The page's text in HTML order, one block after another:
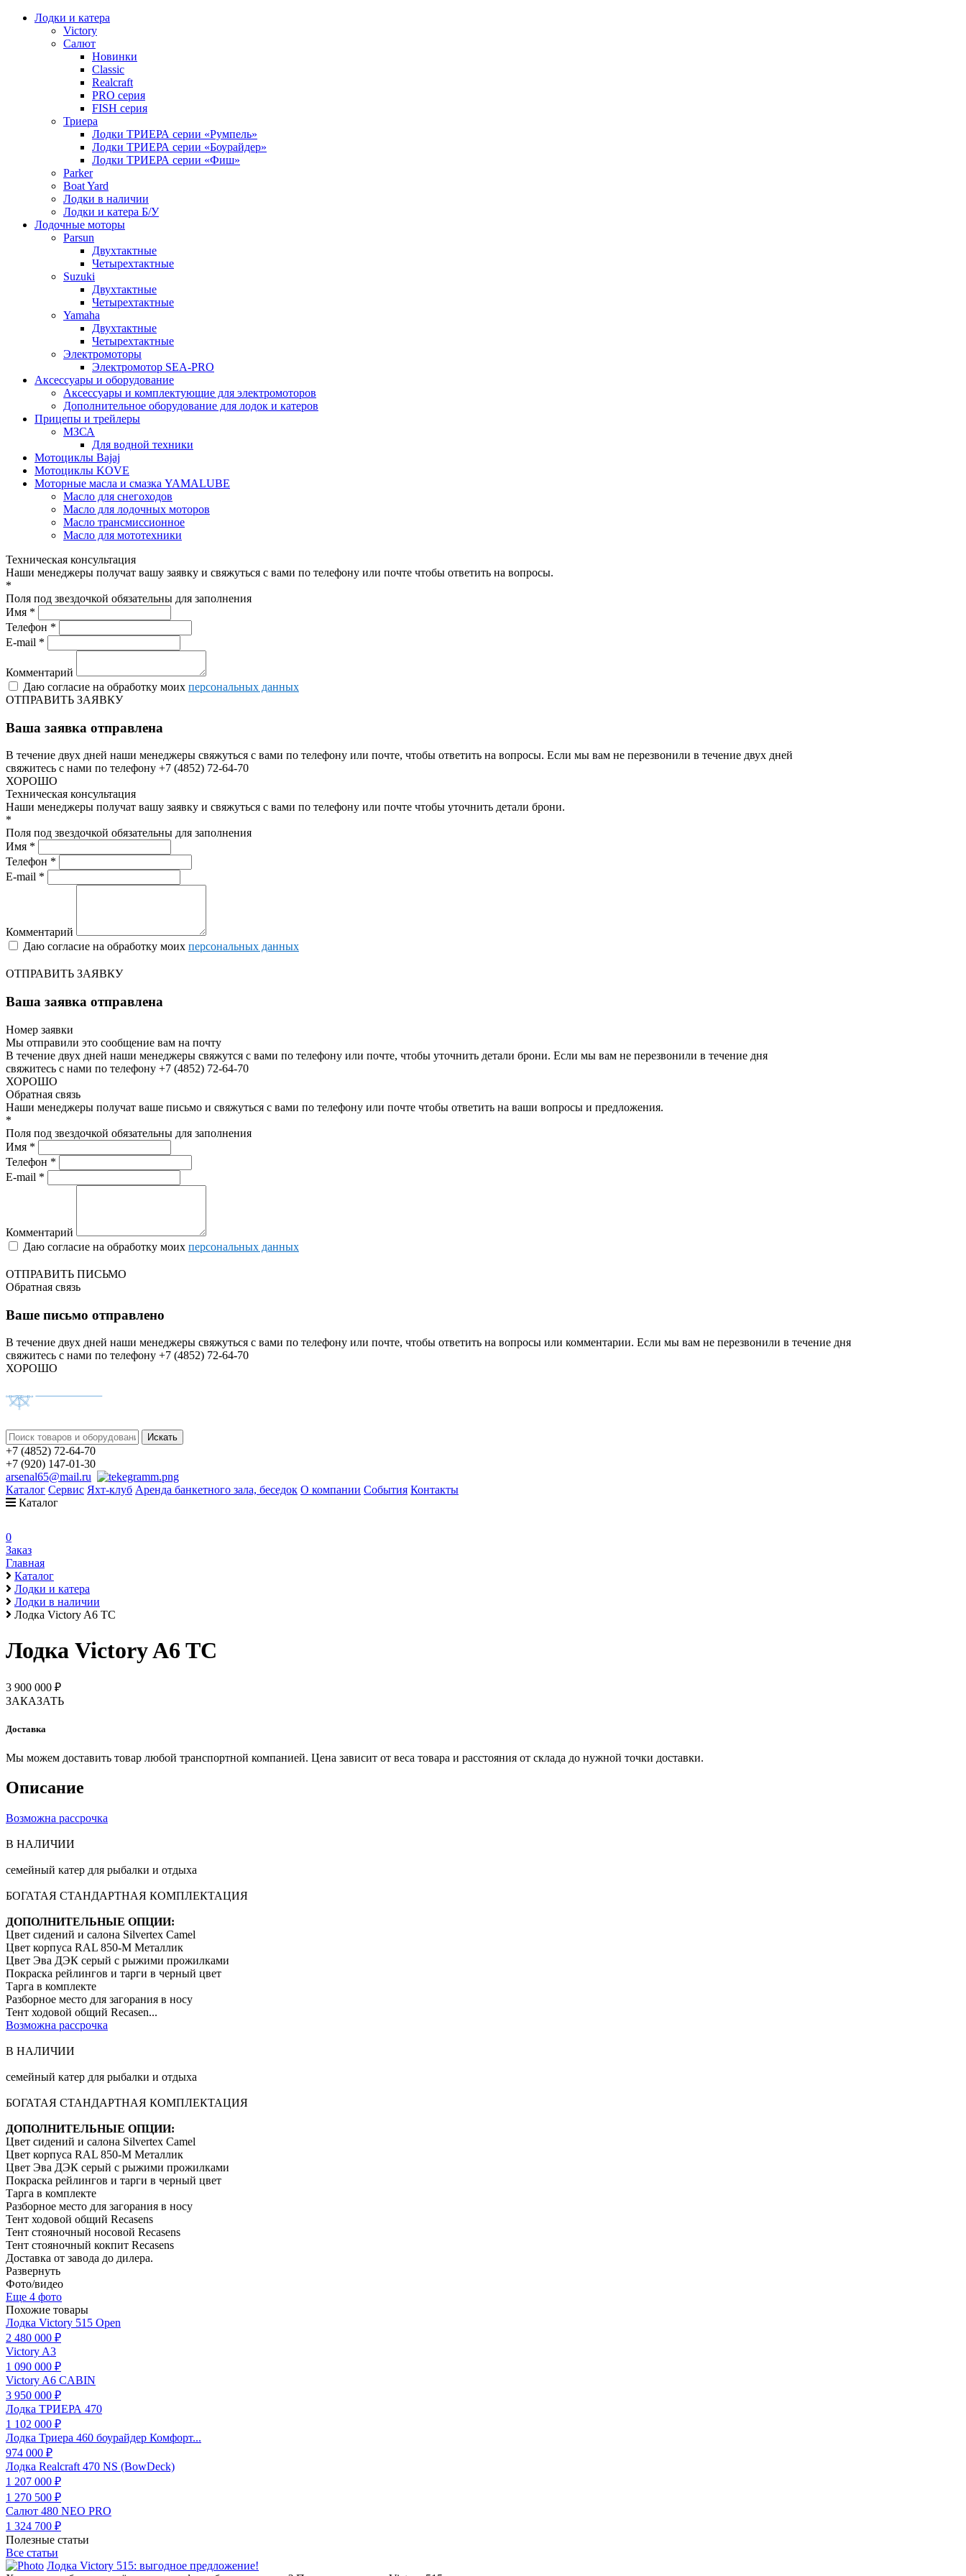
Лодки и катера
Victory
Салют
Новинки
Classic
Realcraft
PRO серия
FISH серия
Триера
Лодки ТРИЕРА серии «Румпель»
Лодки ТРИЕРА серии «Боурайдер»
Лодки ТРИЕРА серии «Фиш»
Parker
Boat Yard
Лодки в наличии
Лодки и катера Б/У
Лодочные моторы
Parsun
Двухтактные
Четырехтактные
Suzuki
Двухтактные
Четырехтактные
Yamaha
Двухтактные
Четырехтактные
Электромоторы
Электромотор SEA-PRO
Аксессуары и оборудование
Аксессуары и комплектующие для электромоторов
Дополнительное оборудование для лодок и катеров
Прицепы и трейлеры
МЗСА
Для водной техники
Мотоциклы Bajaj
Мотоциклы KOVE
Моторные масла и смазка YAMALUBE
Масло для снегоходов
Масло для лодочных моторов
Масло трансмиссионное
Масло для мототехники
Техническая консультация
Наши менеджеры получат вашу заявку и свяжуться с вами по телефону или почте чтобы ответить на вопросы.
*
Поля под звездочкой обязательны для заполнения
Имя *
Телефон *
E-mail *
Комментарий
Даю согласие на обработку моих персональных данных
ОТПРАВИТЬ ЗАЯВКУ
Ваша заявка отправлена
В течение двух дней наши менеджеры свяжуться с вами по телефону или почте, чтобы ответить на вопросы. Если мы вам не перезвонили в течение двух дней
свяжитесь с нами по телефону +7 (4852) 72-64-70
ХОРОШО
Техническая консультация
Наши менеджеры получат вашу заявку и свяжуться с вами по телефону или почте чтобы уточнить детали брони.
*
Поля под звездочкой обязательны для заполнения
Имя *
Телефон *
E-mail *
Комментарий
Даю согласие на обработку моих персональных данных
ОТПРАВИТЬ ЗАЯВКУ
Ваша заявка отправлена
Номер заявки
Мы отправили это сообщение вам на почту
В течение двух дней наши менеджеры свяжутся с вами по телефону или почте, чтобы уточнить детали брони. Если мы вам не перезвонили в течение дня
свяжитесь с нами по телефону +7 (4852) 72-64-70
ХОРОШО
Обратная связь
Наши менеджеры получат ваше письмо и свяжуться с вами по телефону или почте чтобы ответить на ваши вопросы и предложения.
*
Поля под звездочкой обязательны для заполнения
Имя *
Телефон *
E-mail *
Комментарий
Даю согласие на обработку моих персональных данных
ОТПРАВИТЬ ПИСЬМО
Обратная связь
Ваше письмо отправлено
В течение двух дней наши менеджеры свяжуться с вами по телефону или почте, чтобы ответить на вопросы или комментарии. Если мы вам не перезвонили в течение дня
свяжитесь с нами по телефону +7 (4852) 72-64-70
ХОРОШО
+7 (4852) 72-64-70
+7 (920) 147-01-30
arsenal65@mail.ru
Каталог Сервис Яхт-клуб Аренда банкетного зала, беседок О компании События Контакты
Каталог
0
Заказ
Главная
Каталог
Лодки и катера
Лодки в наличии
Лодка Victory A6 TC
Лодка Victory A6 TC
3 900 000 ₽
ЗАКАЗАТЬ
Доставка
Мы можем доставить товар любой транспортной компанией. Цена зависит от веса товара и расстояния от склада до нужной точки доставки.
Описание
Возможна рассрочка
В НАЛИЧИИ
семейный катер для рыбалки и отдыха
БОГАТАЯ СТАНДАРТНАЯ КОМПЛЕКТАЦИЯ
ДОПОЛНИТЕЛЬНЫЕ ОПЦИИ:
Цвет сидений и салона Silvertex Camel
Цвет корпуса RAL 850-M Металлик
Цвет Эва ДЭК серый с рыжими прожилками
Покраска рейлингов и тарги в черный цвет
Тарга в комплекте
Разборное место для загорания в носу
Тент ходовой общий Recasen...
Возможна рассрочка
В НАЛИЧИИ
семейный катер для рыбалки и отдыха
БОГАТАЯ СТАНДАРТНАЯ КОМПЛЕКТАЦИЯ
ДОПОЛНИТЕЛЬНЫЕ ОПЦИИ:
Цвет сидений и салона Silvertex Camel
Цвет корпуса RAL 850-M Металлик
Цвет Эва ДЭК серый с рыжими прожилками
Покраска рейлингов и тарги в черный цвет
Тарга в комплекте
Разборное место для загорания в носу
Тент ходовой общий Recasens
Тент стояночный носовой Recasens
Тент стояночный кокпит Recasens
Доставка от завода до дилера.
Развернуть
Фото/видео
Еще 4 фото
Похожие товары
Лодка Victory 515 Open
2 480 000 ₽
Victory A3
1 090 000 ₽
Victory A6 CABIN
3 950 000 ₽
Лодка ТРИЕРА 470
1 102 000 ₽
Лодка Триера 460 боурайдер Комфорт...
974 000 ₽
Лодка Realcraft 470 NS (BowDeck)
1 207 000 ₽
1 270 500 ₽
Салют 480 NEO PRO
1 324 700 ₽
Полезные статьи
Все статьи
Лодка Victory 515: выгодное предложение!